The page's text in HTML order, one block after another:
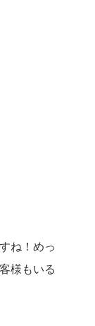
ね！めっ
様もいる